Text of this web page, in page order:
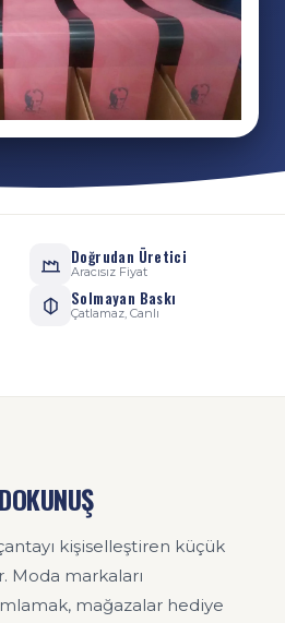
Doğrudan Üretici
Aracısız Fiyat
Solmayan Baskı
Çatlamaz, Canlı
kişiselleştiren küçük
Moda markaları
mağazalar hediye